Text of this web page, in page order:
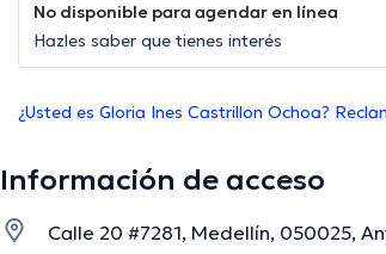
No disponible para agendar en línea
Hazles saber que tienes interés
¿Usted es Gloria Ines Castrillon Ochoa?
Información de acceso
Calle 20 #7281, Medellín, 050025,